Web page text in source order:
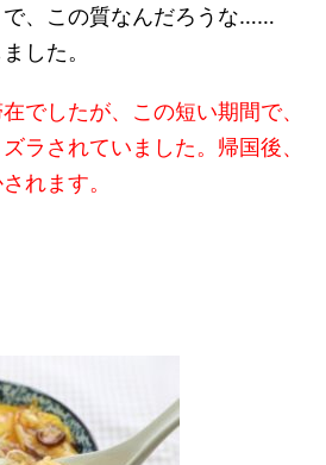
で、この質なんだろうな……
した。
でしたが、この短い期間で、
ラされていました。帰国後、
れます。